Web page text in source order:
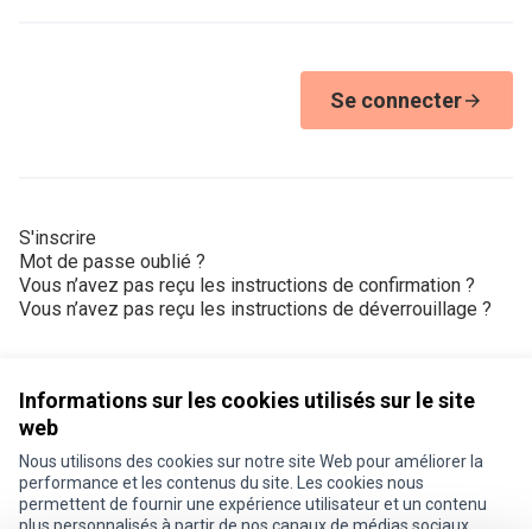
Informations sur les cookies utilisés sur le site
web
Nous utilisons des cookies sur notre site Web pour améliorer la
performance et les contenus du site. Les cookies nous
permettent de fournir une expérience utilisateur et un contenu
Se connecter
S'inscrire
Mot de passe oublié ?
Vous n’avez pas reçu les instructions de confirmation ?
Vous n’avez pas reçu les instructions de déverrouillage ?
Conditions d'utilisation
Paramètres des cookies
Je participe ! sur X
Je participe ! sur Facebook
Je participe ! sur Instagram